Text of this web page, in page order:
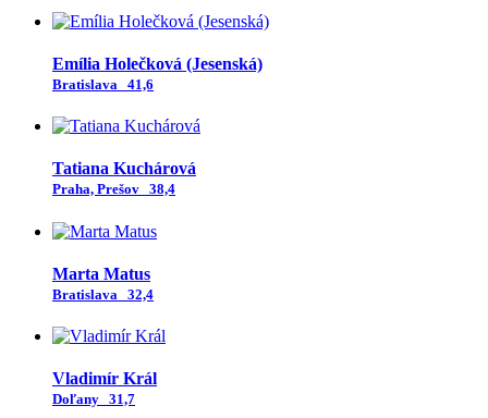
Emília Holečková (Jesenská)
Bratislava 41,6
Tatiana Kuchárová
Praha, Prešov 38,4
Marta Matus
Bratislava 32,4
Vladimír Král
Doľany 31,7